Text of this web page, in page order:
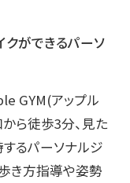
クができるパーソ
GYM(アップル
ら徒歩3分、見た
るパーソナルジ
き方指導や姿勢